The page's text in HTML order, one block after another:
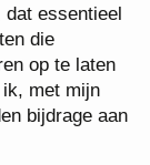
essentieel
die
op te laten
met mijn
bijdrage aan